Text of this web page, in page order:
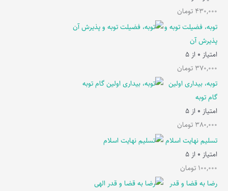
430,000 تومان
توبه، فضیلت توبه و
پذیرش آن
امتیاز 0 از 5
370,000 تومان
توبه، بیداری اولین
گام توبه
امتیاز 0 از 5
380,000 تومان
تسلیم نهایت اسلام
امتیاز 0 از 5
100,000 تومان
رضا به قضا و قدر